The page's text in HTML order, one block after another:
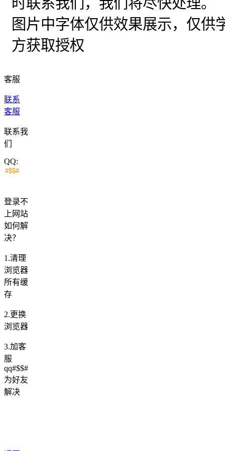
图片中字体仅供效果展示，仅供
方获取授权
客服
联系
客服
联系我
们
QQ:
登录不
上网站
如何解
决？
1.清理
浏览器
所有缓
存
2.更换
浏览器
3.加客
服
qq#$$#
为好友
解决